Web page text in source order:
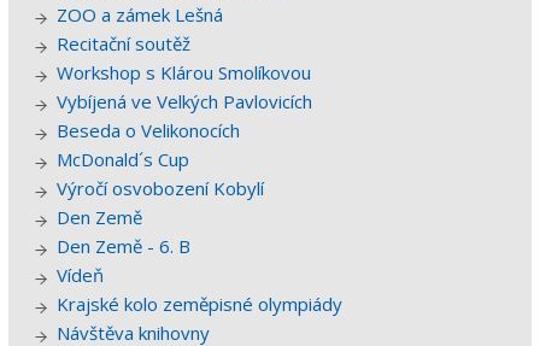
ZOO a zámek Lešná
Recitační soutěž
Workshop s Klárou Smolíkovou
Vybíjená ve Velkých Pavlovicích
Beseda o Velikonocích
McDonald´s Cup
Výročí osvobození Kobylí
Den Země
Den Země - 6. B
Vídeň
Krajské kolo zeměpisné olympiády
Návštěva knihovny